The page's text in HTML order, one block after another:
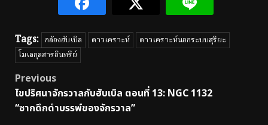
Tags: กล้องฮับเบิล ดาวเคราะห์
ดาวเคราะห์นอกระบบสุริยะ
โมเลกุลสารอินทรีย์
Post
navigation
Previous
ไขปริศนาจักรวาลกับฮับเบิล ตอนที่ 13: NGC 1132
“ซากดึกดำบรรพ์ของจักรวาล”